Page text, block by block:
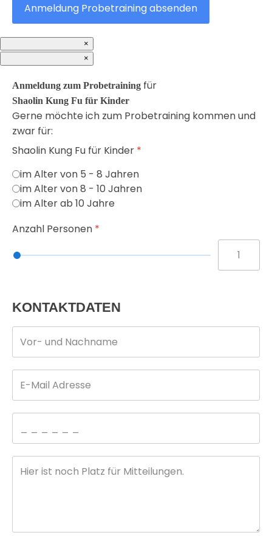
Anmeldung Probetraining absenden
×
×
Anmeldung zum Probetraining für
Shaolin Kung Fu für Kinder
Gerne möchte ich zum Probetraining kommen und
zwar für:
Shaolin Kung Fu für Kinder *
im Alter von 5 - 8 Jahren
im Alter von 8 - 10 Jahren
im Alter ab 10 Jahre
Anzahl Personen *
KONTAKTDATEN